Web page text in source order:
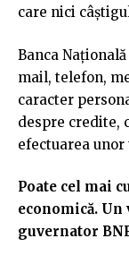
care nici
Banca
mail, telefon,
caracter
despre credite,
efectuarea
Poate cel mai
economică.
guvernator